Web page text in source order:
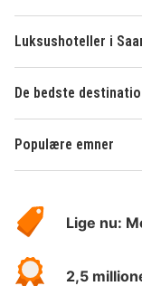
Luksushoteller i
De bedste
Populære emner
HotelSpecials
Lige nu:
2,5